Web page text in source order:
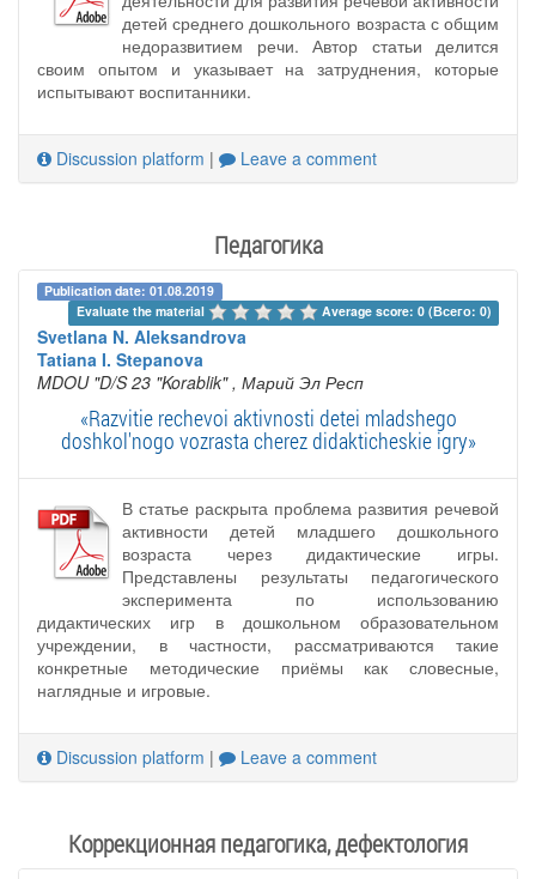
детей среднего дошкольного возраста с общим
недоразвитием речи. Автор статьи делится
своим опытом и указывает на затруднения, которые
испытывают воспитанники.
Discussion platform | Leave a comment
Педагогика
Publication date: 01.08.2019
Evaluate the material
Average score: 0 (Всего: 0)
Svetlana N. Aleksandrova
Tatiana I. Stepanova
MDOU "D/S 23 "Korablik" , Марий Эл Респ
«Razvitie rechevoi aktivnosti detei mladshego
doshkol'nogo vozrasta cherez didakticheskie igry»
В статье раскрыта проблема развития речевой
активности детей младшего дошкольного
возраста через дидактические игры.
Представлены результаты педагогического
эксперимента по использованию
дидактических игр в дошкольном образовательном
учреждении, в частности, рассматриваются такие
конкретные методические приёмы как словесные,
наглядные и игровые.
Discussion platform | Leave a comment
Коррекционная педагогика, дефектология